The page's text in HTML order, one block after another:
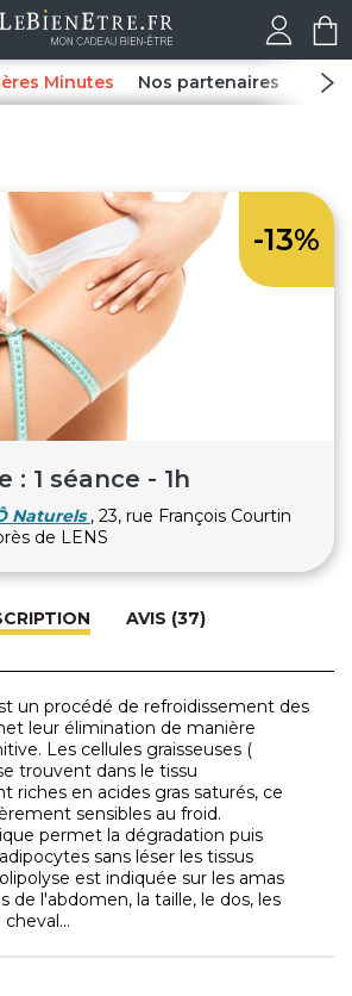
Minutes Nos partenaires Spas
-13%
: 1 séance - 1h
Naturels , 23, rue François Courtin
de LENS
AVIS (37)
un procédé de refroidissement des
leur élimination de manière
Les cellules graisseuses (
trouvent dans le tissu
riches en acides gras saturés, ce
sensibles au froid.
permet la dégradation puis
sans léser les tissus
est indiquée sur les amas
de l'abdomen, la taille, le dos, les